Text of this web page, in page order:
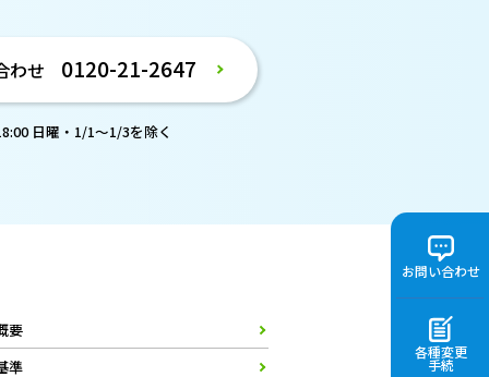
お問い合わせ
各種変更
手続
わせ 0120-21-2647
日曜・1/1～1/3を除く
要
準